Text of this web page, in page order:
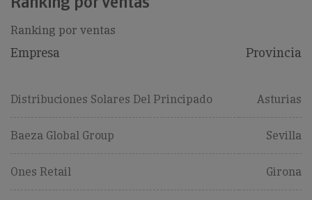
Ranking por ventas
Empresa Provincia
Distribuciones Solares Del Principado Asturias
Baeza Global Group Sevilla
Ones Retail Girona